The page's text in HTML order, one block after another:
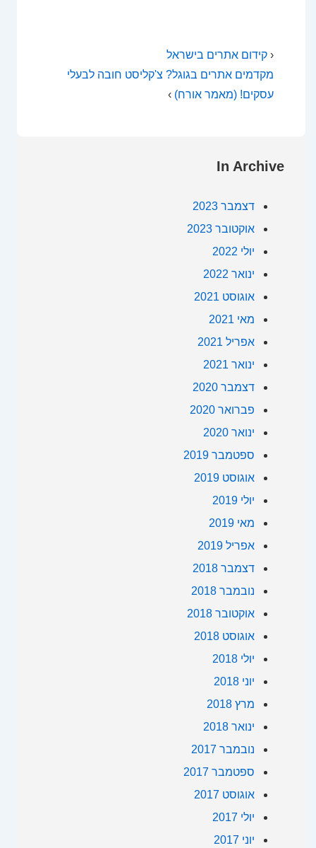
‹ קידום אתרים בישראל
מקדמים אתרים בגוגל? צ'קליסט חובה לבעלי
עסקים! (מאמר אורח) ›
In Archive
דצמבר 2023
אוקטובר 2023
יולי 2022
ינואר 2022
אוגוסט 2021
מאי 2021
אפריל 2021
ינואר 2021
דצמבר 2020
פברואר 2020
ינואר 2020
ספטמבר 2019
אוגוסט 2019
יולי 2019
מאי 2019
אפריל 2019
דצמבר 2018
נובמבר 2018
אוקטובר 2018
אוגוסט 2018
יולי 2018
יוני 2018
מרץ 2018
ינואר 2018
נובמבר 2017
ספטמבר 2017
אוגוסט 2017
יולי 2017
יוני 2017